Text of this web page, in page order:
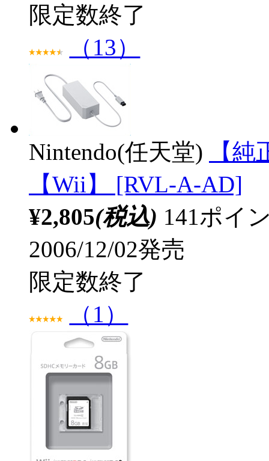
限定数終了
（13）
Nintendo(任天堂)
【
【Wii】 [RVL-A-AD]
¥2,805(税込) 141ポイ
2006/12/02発売
限定数終了
（1）